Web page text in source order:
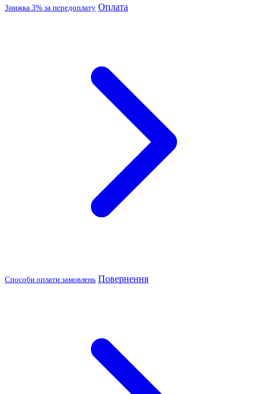
Знижка 3% за передоплату Оплата
Способи оплати замовлень Повернення